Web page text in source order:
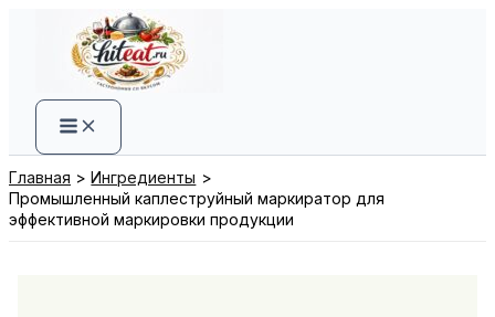
содержимому
Главная
Ингредиенты
Промышленный каплеструйный маркиратор для
эффективной маркировки продукции